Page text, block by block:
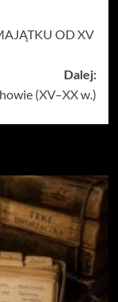
OD XV
Dalej:
(XV–XX w.)